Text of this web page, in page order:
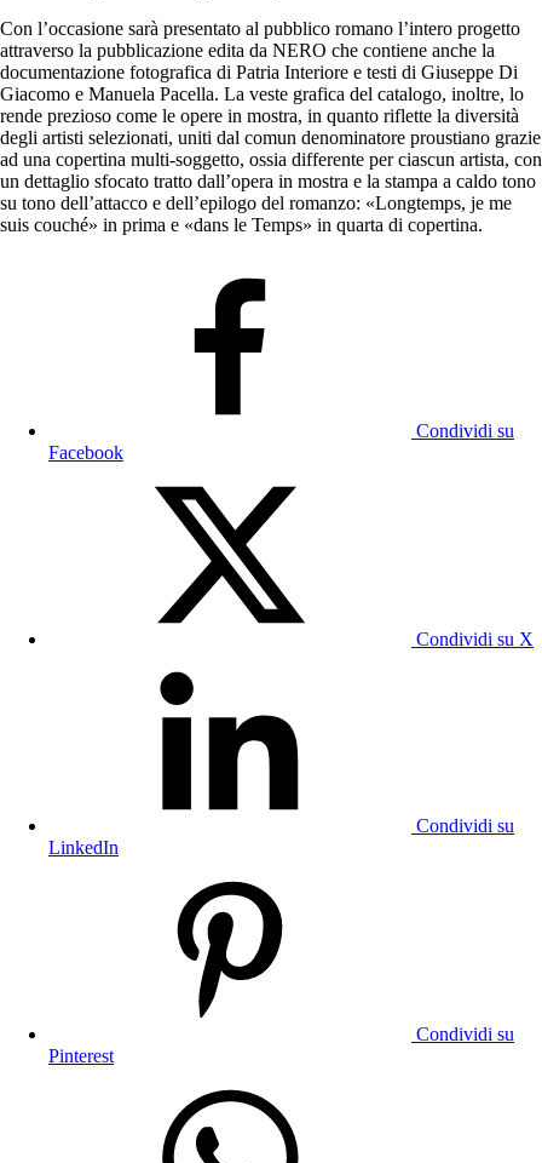
Con l’occasione sarà presentato al pubblico romano l’intero progetto
attraverso la pubblicazione edita da NERO che contiene anche la
documentazione fotografica di Patria Interiore e testi di Giuseppe Di
Giacomo e Manuela Pacella. La veste grafica del catalogo, inoltre, lo
rende prezioso come le opere in mostra, in quanto riflette la diversità
degli artisti selezionati, uniti dal comun denominatore proustiano grazie
ad una copertina multi-soggetto, ossia differente per ciascun artista, con
un dettaglio sfocato tratto dall’opera in mostra e la stampa a caldo tono
su tono dell’attacco e dell’epilogo del romanzo: «Longtemps, je me
suis couché» in prima e «dans le Temps» in quarta di copertina.
Condividi su
Facebook
Condividi su X
Condividi su
LinkedIn
Condividi su
Pinterest